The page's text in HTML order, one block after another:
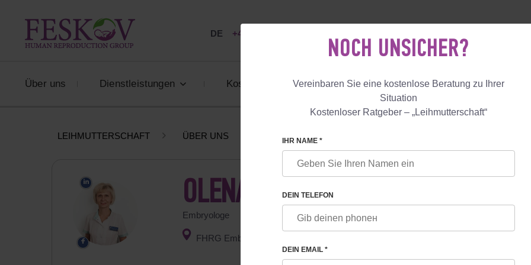
DE +49 800 18 040 53
Über uns Dienstleistungen Kosten Bewertungen Blog Lösungen
LEIHMUTTERSCHAFT ÜBER UNS OLENA SOMOVA
OLENA SOMOVA
Embryologe
FHRG Embryologen
NOCH UNSICHER?
Vereinbaren Sie eine kostenlose Beratung zu Ihrer
Situation
Kostenloser Ratgeber – „Leihmutterschaft“
IHR NAME *
DEIN TELEFON
DEIN EMAIL *